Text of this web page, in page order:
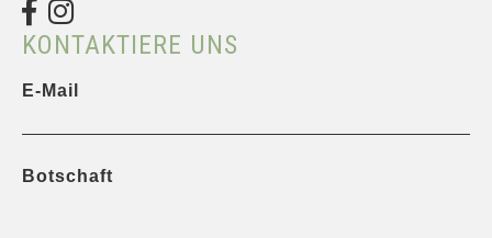
KONTAKTIERE UNS
E-Mail
Botschaft